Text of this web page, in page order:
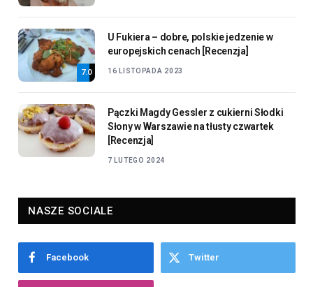
7.0
U Fukiera – dobre, polskie jedzenie w
europejskich cenach [Recenzja]
16 LISTOPADA 2023
Pączki Magdy Gessler z cukierni Słodki
Słony w Warszawie na tłusty czwartek
[Recenzja]
7 LUTEGO 2024
NASZE SOCIALE
Facebook Twitter